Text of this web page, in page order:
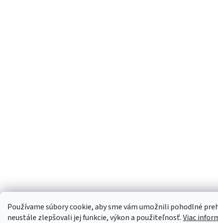
Používame súbory cookie, aby sme vám umožnili pohodlné
neustále zlepšovali jej funkcie, výkon a použiteľnosť.Viac